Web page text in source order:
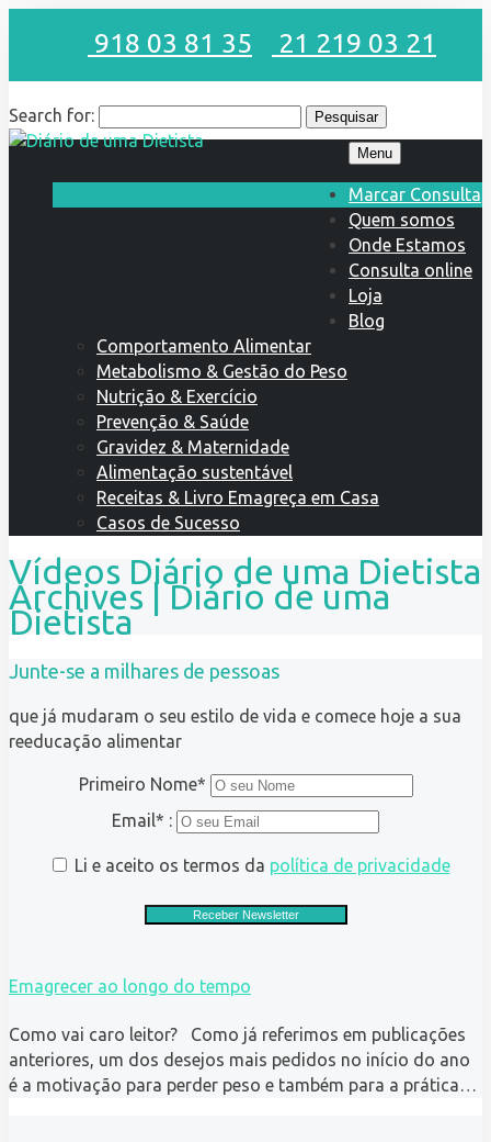
918 03 81 35 21 219 03 21
Search for:
Menu
Marcar Consulta
Quem somos
Onde Estamos
Consulta online
Loja
Blog
Comportamento Alimentar
Metabolismo & Gestão do Peso
Nutrição & Exercício
Prevenção & Saúde
Gravidez & Maternidade
Alimentação sustentável
Receitas & Livro Emagreça em Casa
Casos de Sucesso
Vídeos Diário de uma Dietista
Archives | Diário de uma
Dietista
Junte-se a milhares de pessoas
que já mudaram o seu estilo de vida e comece hoje a sua
reeducação alimentar
Primeiro Nome*
Email* :
Li e aceito os termos da política de privacidade
Emagrecer ao longo do tempo
Como vai caro leitor? Como já referimos em publicações
anteriores, um dos desejos mais pedidos no início do ano
é a motivação para perder peso e também para a prática…